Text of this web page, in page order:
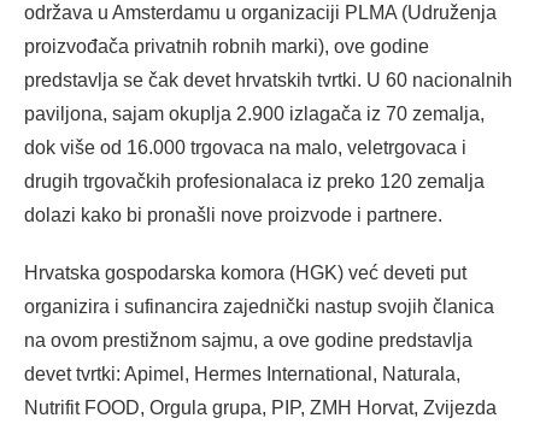
održava u Amsterdamu u organizaciji PLMA (Udruženja
proizvođača privatnih robnih marki), ove godine
predstavlja se čak devet hrvatskih tvrtki. U 60 nacionalnih
paviljona, sajam okuplja 2.900 izlagača iz 70 zemalja,
dok više od 16.000 trgovaca na malo, veletrgovaca i
drugih trgovačkih profesionalaca iz preko 120 zemalja
dolazi kako bi pronašli nove proizvode i partnere.
Hrvatska gospodarska komora (HGK) već deveti put
organizira i sufinancira zajednički nastup svojih članica
na ovom prestižnom sajmu, a ove godine predstavlja
devet tvrtki: Apimel, Hermes International, Naturala,
Nutrifit FOOD, Orgula grupa, PIP, ZMH Horvat, Zvijezda